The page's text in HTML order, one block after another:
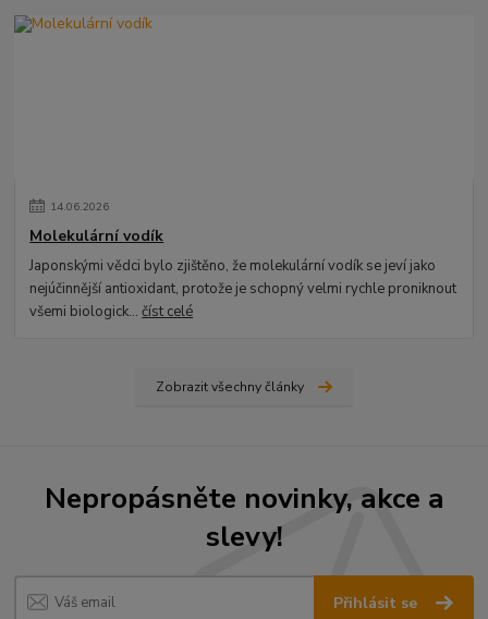
14.06.2026
Molekulární vodík
Japonskými vědci bylo zjištěno, že molekulární vodík se jeví jako
nejúčinnější antioxidant, protože je schopný velmi rychle proniknout
všemi biologick...číst celé
Zobrazit všechny články
Nepropásněte novinky, akce a
slevy!
Přihlásit se